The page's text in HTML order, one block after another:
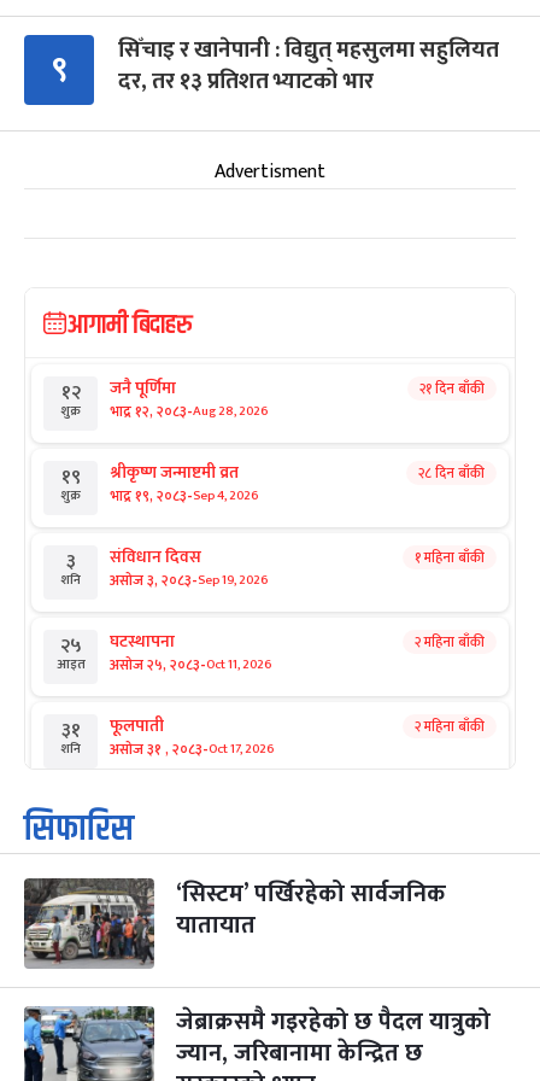
९
सिँचाइ र खानेपानी : विद्युत् महसुलमा सहुलियत
दर, तर १३ प्रतिशत भ्याटको भार
Advertisment
आगामी बिदाहरु
१२
शुक्र
जनै पूर्णिमा
भाद्र १२, २०८३-Aug 28, 2026
२१ दिन बाँकी
१९
शुक्र
श्रीकृष्ण जन्माष्टमी व्रत
भाद्र १९, २०८३-Sep 4, 2026
२८ दिन बाँकी
३
शनि
संविधान दिवस
असोज ३, २०८३-Sep 19, 2026
१ महिना बाँकी
२५
आइत
घटस्थापना
असोज २५, २०८३-Oct 11, 2026
२ महिना बाँकी
३१
शनि
फूलपाती
असोज ३१ , २०८३-Oct 17, 2026
२ महिना बाँकी
१
आइत
कार्तिक सङ्क्रान्ति
कार्तिक १, २०८३
३
मंगल
महानवमी
कार्तिक ३, २०८३-Oct 20, 2026
२ महिना बाँकी
४
बुध कार्तिक ४, २०८३ Oct 21, 2026
५ पापा‌ङ्कुशा एकादशी व्रत २ महिना बाँकी
सिफारिस
‘सिस्टम’ पर्खिरहेको सार्वजनिक
यातायात
जेब्राक्रसमै गइरहेको छ पैदल यात्रुको
ज्यान, जरिबानामा केन्द्रित छ